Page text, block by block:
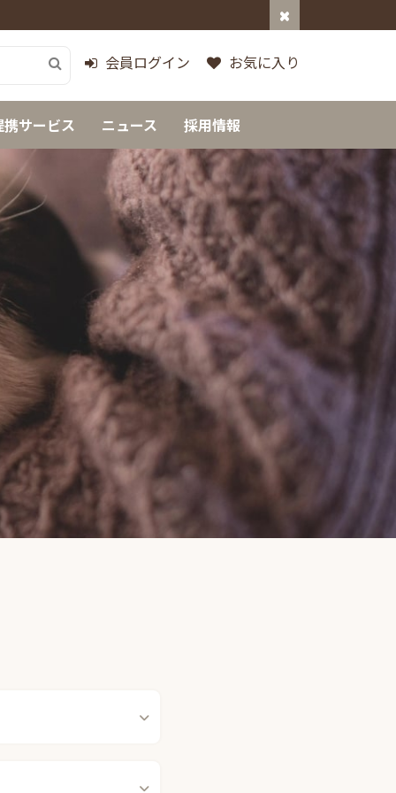
会員ログイン お気に入り
携サービス ニュース 採用情報